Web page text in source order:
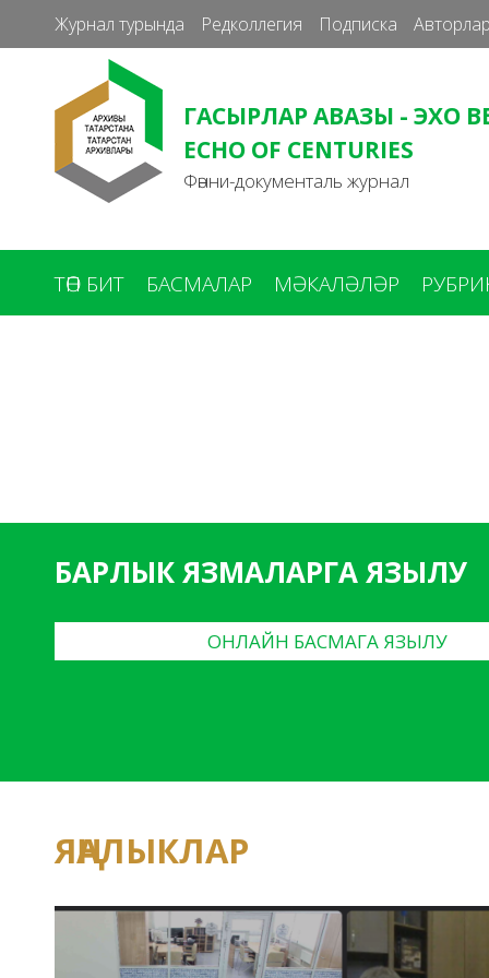
Журнал турында Редколлегия Подписка
ГАСЫРЛАР АВАЗЫ - ЭХО
ECHO OF CENTURIES
Фәнни-документаль журнал
ТӨП БИТ БАСМАЛАР МӘКАЛӘЛӘР
БАРЛЫК ЯЗМАЛАРГА ЯЗЫЛУ
ОНЛАЙН БАСМАГА ЯЗЫЛУ
ЯҢАЛЫКЛАР